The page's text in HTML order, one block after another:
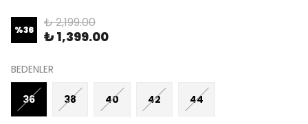
%36 ₺ 2,199.00
₺ 1,399.00
BEDENLER
36 38 40 42 44